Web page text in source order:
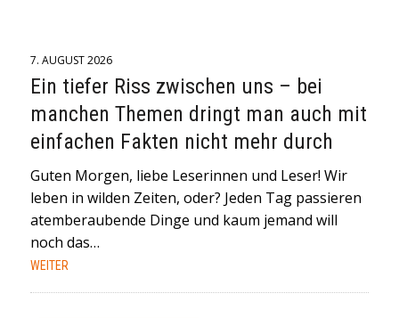
7. AUGUST 2026
Ein tiefer Riss zwischen uns – bei
manchen Themen dringt man auch mit
einfachen Fakten nicht mehr durch
Guten Morgen, liebe Leserinnen und Leser! Wir
leben in wilden Zeiten, oder? Jeden Tag passieren
atemberaubende Dinge und kaum jemand will
noch das…
WEITER